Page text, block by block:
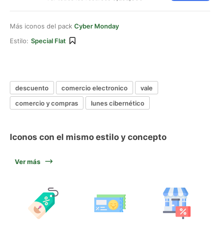
Más iconos del pack Cyber Monday
Estilo: Special Flat
descuento comercio electronico
vale
comercio y compras
lunes cibernético
Iconos con el mismo estilo y concepto
Ver más